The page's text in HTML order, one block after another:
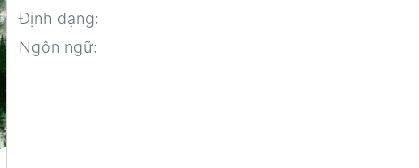
Định dạng:
Ngôn ngữ: